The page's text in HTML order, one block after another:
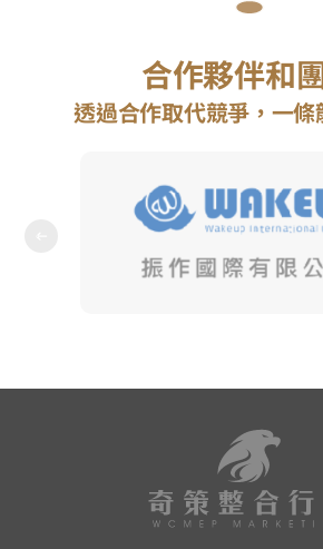
合作夥伴和
透過合作取代競爭，一條